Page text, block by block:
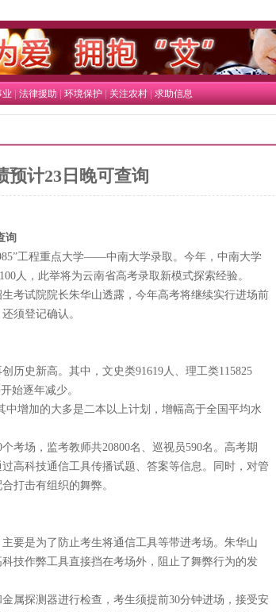
业|法律援助|环境保护|关注农村|求助信息
预计23日晚可查询
询
工程重点大学——中南大学录取。今年，中南大学
人，此举将为云南省高考录取新模式探索经验。
试院院长朱华山透露，今年高考将继续实行进场前
须登记确认。
史新高。其中，文史类91619人、理工类115825
始逐年减少。
增加的大多是二本以上计划，增幅高于全国平均水
场，监考教师共20800名、巡视员590名。高考期
高科技通信工具传播试题、答案等信息。同时，对管
打击有组织的舞弊。
是为了防止考生将通信工具等带进考场。朱华山
技作弊工具直接挡在考场外，阻止了舞弊行为的发
探测器进行检查，考生须提前30分钟进场，接受安